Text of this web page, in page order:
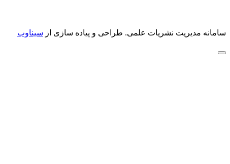
سامانه مدیریت نشریات علمی. طراحی و پیاده سازی از سیناوب